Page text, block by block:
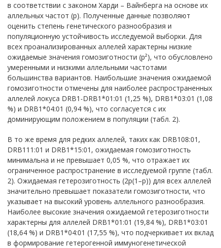
в соответствии с законом Харди – Вайнберга на основе их
аллельных частот (p). Полученные данные позволяют
оценить степень генетического разнообразия и
популяционную устойчивость исследуемой выборки. Для
всех проанализированных аллелей характерны низкие
ожидаемые значения гомозиготности (p²), что обусловлено
умеренными и низкими аллельными частотами
большинства вариантов. Наибольшие значения ожидаемой
гомозиготности отмечены для наиболее распространенных
аллелей локуса DRB1-DRB1*01:01 (1,25 %), DRB1*03:01 (1,08
%) и DRB1*04:01 (0,94 %), что согласуется с их
доминирующим положением в популяции (табл. 2).
В то же время для редких аллелей, таких как DRB108:01,
DRB111:01 и DRB1*15:01, ожидаемая гомозиготность
минимальна и не превышает 0,05 %, что отражает их
ограниченное распространение в исследуемой группе (табл.
2). Ожидаемая гетерозиготность (2p(1–p)) для всех аллелей
значительно превышает показатели гомозиготности, что
указывает на высокий уровень аллельного разнообразия.
Наиболее высокие значения ожидаемой гетерозиготности
характерны для аллелей DRB1*01:01 (19,84 %), DRB1*03:01
(18,64 %) и DRB1*04:01 (17,55 %), что подчеркивает их вклад
в формирование гетерогенной иммуногенетической